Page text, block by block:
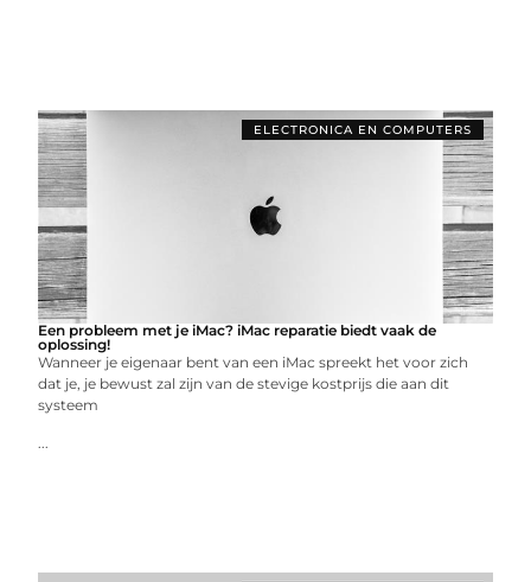
ELECTRONICA EN COMPUTERS
Een probleem met je iMac? iMac reparatie biedt vaak de
oplossing!
Wanneer je eigenaar bent van een iMac spreekt het voor zich
dat je, je bewust zal zijn van de stevige kostprijs die aan dit
systeem
...